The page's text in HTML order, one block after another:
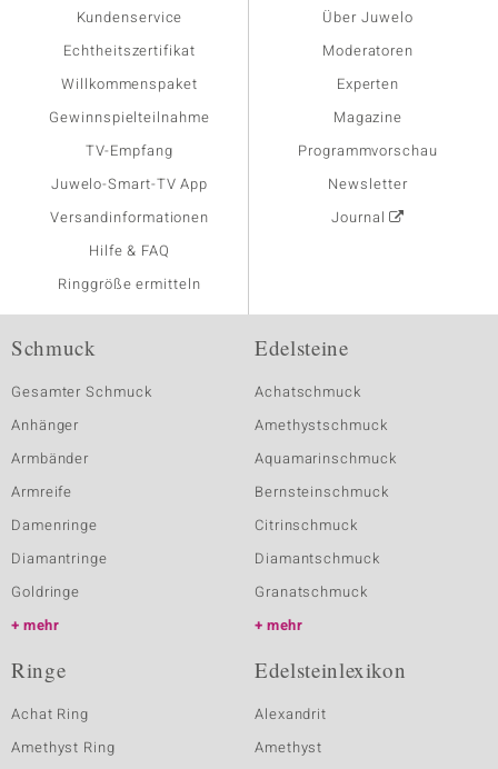
Kundenservice
Echtheitszertifikat
Willkommenspaket
Gewinnspielteilnahme
TV-Empfang
Juwelo-Smart-TV App
Versandinformationen
Hilfe & FAQ
Ringgröße ermitteln
Über Juwelo
Moderatoren
Experten
Magazine
Programmvorschau
Newsletter
Journal
Schmuck
Gesamter Schmuck
Anhänger
Armbänder
Armreife
Damenringe
Diamantringe
Goldringe
mehr
Edelsteine
Achatschmuck
Amethystschmuck
Aquamarinschmuck
Bernsteinschmuck
Citrinschmuck
Diamantschmuck
Granatschmuck
mehr
Ringe
Achat Ring
Amethyst Ring
Edelsteinlexikon
Alexandrit
Amethyst